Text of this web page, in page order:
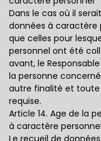
Dans le cas où il
données à caractère
que celles pour
personnel ont été
avant, le
la personne
autre finalité et
requise.
Article 14. Age de la
à caractère personnel
Le recueil de